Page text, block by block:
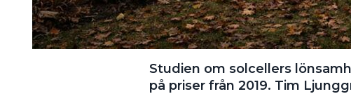
Studien om solcellers
på priser från 2019. Tim